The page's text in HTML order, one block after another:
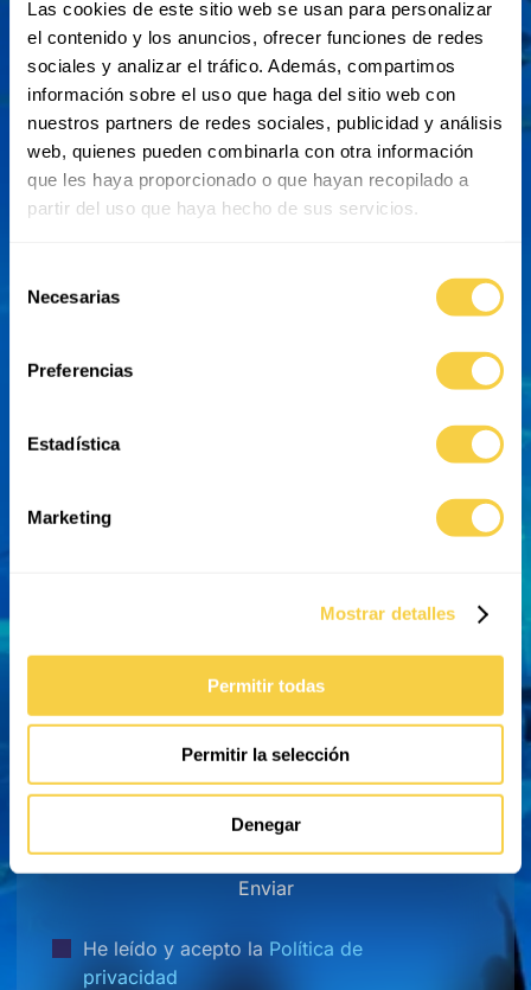
Las cookies de este sitio web se usan para personalizar
el contenido y los anuncios, ofrecer funciones de redes
sociales y analizar el tráfico. Además, compartimos
información sobre el uso que haga del sitio web con
nuestros partners de redes sociales, publicidad y análisis
web, quienes pueden combinarla con otra información
que les haya proporcionado o que hayan recopilado a
partir del uso que haya hecho de sus servicios.
Necesarias
Preferencias
Estadística
Marketing
Mostrar detalles
Permitir todas
Permitir la selección
Denegar
Tu petición*
Mensaje*
Enviar
He leído y acepto la Política de
privacidad
Trabaja con nosotros:
Recursos Humanos
Teléfono: (+34) 617 50 92 31